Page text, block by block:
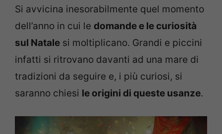
Si avvicina inesorabilmente quel momento
dell’anno in cui le domande e le curiosità
sul Natale si moltiplicano. Grandi e piccini
infatti si ritrovano davanti ad una mare di
tradizioni da seguire e, i più curiosi, si
saranno chiesi le origini di queste usanze.